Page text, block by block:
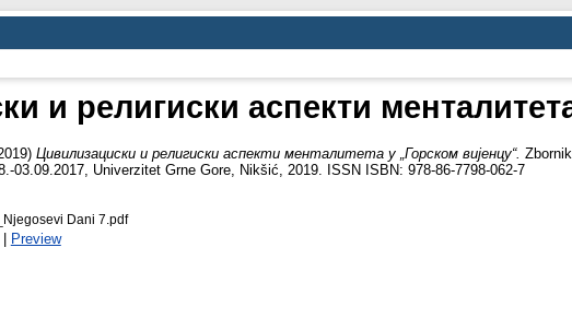
и религиски аспекти
Цивилизациски и религиски аспекти менталитета у „Горском вијенцу“.
03.09.2017, Univerzitet Grne Gore, Nikšić, 2019. ISSN ISBN: 978-86-7798-062-7
Dani 7.pdf
Preview